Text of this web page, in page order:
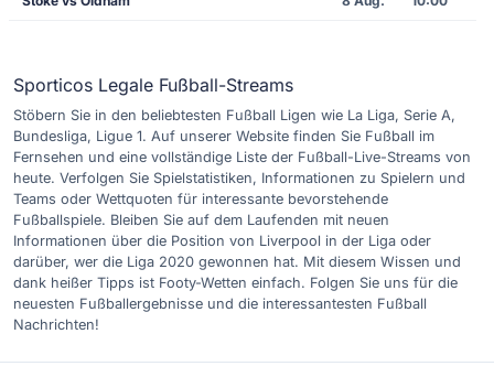
Sporticos Legale Fußball-Streams
Stöbern Sie in den beliebtesten Fußball Ligen wie La Liga, Serie A,
Bundesliga, Ligue 1. Auf unserer Website finden Sie Fußball im
Fernsehen und eine vollständige Liste der Fußball-Live-Streams von
heute. Verfolgen Sie Spielstatistiken, Informationen zu Spielern und
Teams oder Wettquoten für interessante bevorstehende
Fußballspiele. Bleiben Sie auf dem Laufenden mit neuen
Informationen über die Position von Liverpool in der Liga oder
darüber, wer die Liga 2020 gewonnen hat. Mit diesem Wissen und
dank heißer Tipps ist Footy-Wetten einfach. Folgen Sie uns für die
neuesten Fußballergebnisse und die interessantesten Fußball
Nachrichten!